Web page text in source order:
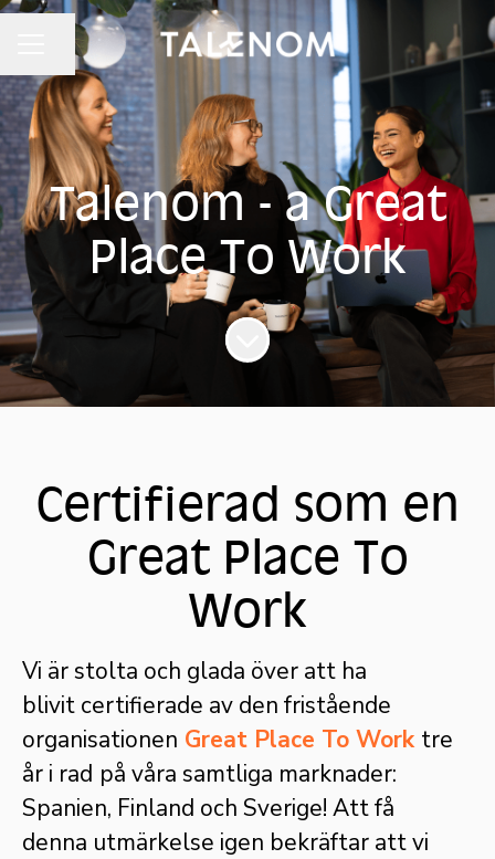
KARRIÄRMENY
Dela sidan
Talenom - a Great
Place To Work
Skrolla för mer innehåll
Certifierad som en
Great Place To
Work
Vi är stolta och glada över att ha
blivit certifierade av den fristående
organisationen Great Place To Work tre
år i rad på våra samtliga marknader:
Spanien, Finland och Sverige! Att få
denna utmärkelse igen bekräftar att vi